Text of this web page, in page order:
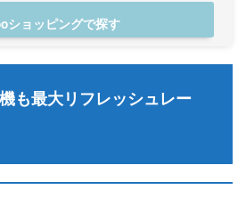
ショッピングで探す
も最大リフレッシュレー